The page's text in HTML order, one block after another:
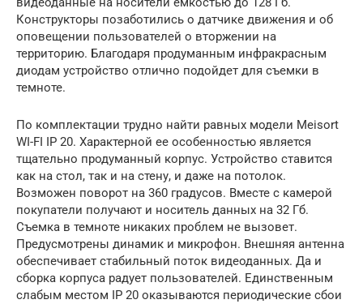
Конструкторы позаботились о датчике движения и об
оповещении пользователей о вторжении на
территорию. Благодаря продуманным инфракрасным
диодам устройство отлично подойдет для съемки в
темноте.
По комплектации трудно найти равных модели Meisort
WI-FI IP 20. Характерной ее особенностью является
тщательно продуманный корпус. Устройство ставится
как на стол, так и на стену, и даже на потолок.
Возможен поворот на 360 градусов. Вместе с камерой
покупатели получают и носитель данных на 32 Гб.
Съемка в темноте никаких проблем не вызовет.
Предусмотрены динамик и микрофон. Внешняя антенна
обеспечивает стабильный поток видеоданных. Да и
сборка корпуса радует пользователей. Единственным
слабым местом IP 20 оказываются периодические сбои